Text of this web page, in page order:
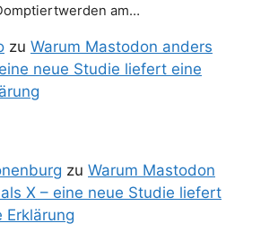
am…
zu Warum Mastodon anders
neue Studie liefert eine
zu Warum Mastodon
X – eine neue Studie liefert
Erklärung